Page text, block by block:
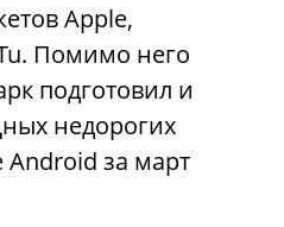
Apple,
Помимо него
подготовил и
недорогих
Android за март